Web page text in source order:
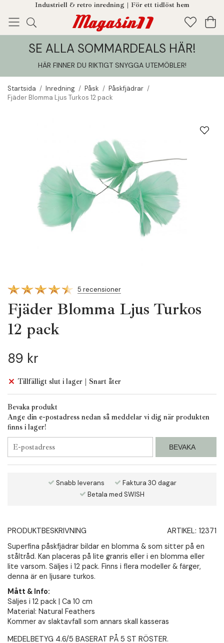
Industriell & retro inredning | För ett tidlöst hem
Enjoy! Tillagt i din varukorg
SE ALLA SOMMARDEALS HÄR!
HÄR FINNER DU RIKTIGT SNYGGA UTEMÖBLER!
Startsida / Inredning / Påsk / Påskfjädrar /
Fjäder Blomma Ljus Turkos 12 pack
5 recensioner
Fjäder Blomma Ljus Turkos
12 pack
89 kr
Tillfälligt slut i lager | Snart åter
Bevaka produkt
Ange din e-postadress nedan så meddelar vi dig när produkten
finns i lager!
BEVAKA
Snabb leverans
Faktura 30 dagar
Betala med SWISH
PRODUKTBESKRIVNING ARTIKEL: 12371
Superfina påskfjädrar bildar en blomma & som sitter på en
ståltråd. Kan placeras på lite granris eller i en blomma eller
lite varsom. Säljes i 12 pack. Finns i flera modeller & färger,
denna är en ljusare turkos.
Mått & Info:
Säljes i 12 pack | Ca 10 cm
Material: Natural Feathers
Kommer av slaktavfall som annars skall kasseras
MEDELBETYG 4.6/5 BASERAT PÅ 5 ST RÖSTER.